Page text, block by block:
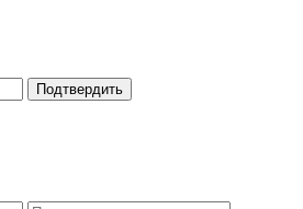
Подтвердить